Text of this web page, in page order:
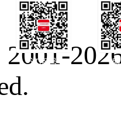
订阅号